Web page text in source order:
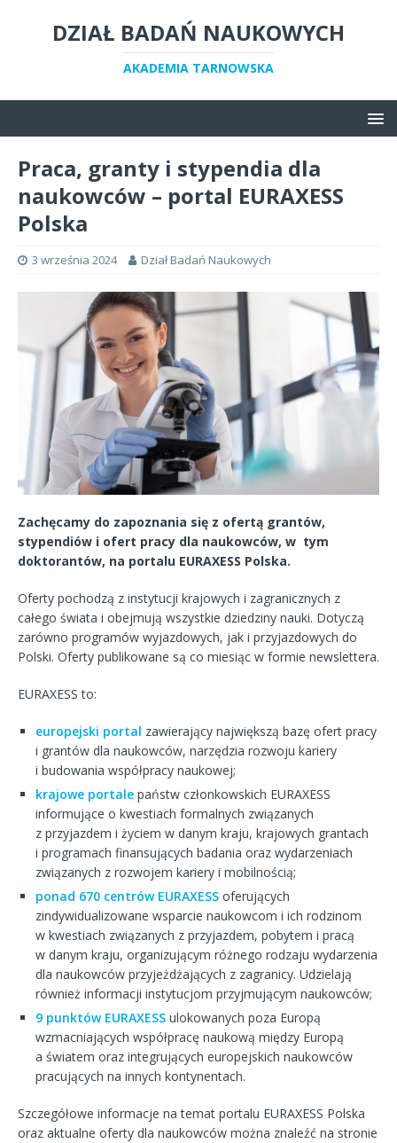
DZIAŁ BADAŃ NAUKOWYCH
AKADEMIA TARNOWSKA
Praca, granty i stypendia dla
naukowców – portal EURAXESS
Polska
3 września 2024 Dział Badań Naukowych
Zachęcamy do zapoznania się z ofertą grantów,
stypendiów i ofert pracy dla naukowców, w tym
doktorantów, na portalu EURAXESS Polska.
Oferty pochodzą z instytucji krajowych i zagranicznych z
całego świata i obejmują wszystkie dziedziny nauki. Dotyczą
zarówno programów wyjazdowych, jak i przyjazdowych do
Polski. Oferty publikowane są co miesiąc w formie newslettera.
EURAXESS to:
europejski portal zawierający największą bazę ofert pracy
i grantów dla naukowców, narzędzia rozwoju kariery
i budowania współpracy naukowej;
krajowe portale państw członkowskich EURAXESS
informujące o kwestiach formalnych związanych
z przyjazdem i życiem w danym kraju, krajowych grantach
i programach finansujących badania oraz wydarzeniach
związanych z rozwojem kariery i mobilnością;
ponad 670 centrów EURAXESS oferujących
zindywidualizowane wsparcie naukowcom i ich rodzinom
w kwestiach związanych z przyjazdem, pobytem i pracą
w danym kraju, organizującym różnego rodzaju wydarzenia
dla naukowców przyjeżdżających z zagranicy. Udzielają
również informacji instytucjom przyjmującym naukowców;
9 punktów EURAXESS ulokowanych poza Europą
wzmacniających współpracę naukową między Europą
a światem oraz integrujących europejskich naukowców
pracujących na innych kontynentach.
Szczegółowe informacje na temat portalu EURAXESS Polska
oraz aktualne oferty dla naukowców można znaleźć na stronie